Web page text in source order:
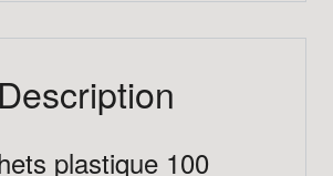
Description
plastique 100